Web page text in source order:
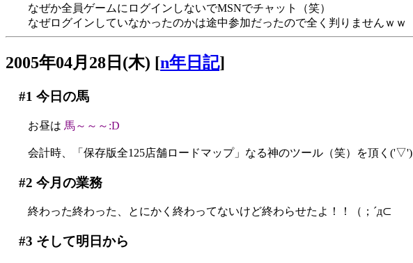
なぜか全員ゲームにログインしないでMSNでチャット（笑）
なぜログインしていなかったのかは途中参加だったので全く判りませんｗｗ
2005年04月28日(木) [n年日記]
#1 今日の馬
お昼は 馬～～～:D
会計時、「保存版全125店舗ロードマップ」なる神のツール（笑）を頂く('▽')
#2 今月の業務
終わった終わった、とにかく終わってないけど終わらせたよ！！（；´д⊂
#3 そして明日から